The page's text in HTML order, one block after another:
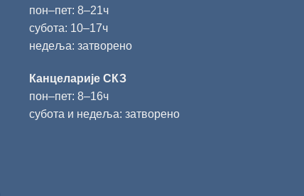
пон‒пет: 8‒21ч
субота: 10‒17ч
недеља: затворено
Канцеларије СКЗ
пон‒пет: 8‒16ч
субота и недеља: затворено